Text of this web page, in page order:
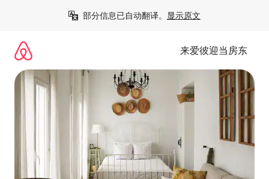
部分信息已自动翻译。 显示原文
来爱彼迎当房东